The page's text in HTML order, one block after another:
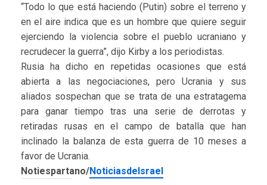
“Todo lo que está haciendo (Putin) sobre el terreno y
en el aire indica que es un hombre que quiere seguir
ejerciendo la violencia sobre el pueblo ucraniano y
recrudecer la guerra”, dijo Kirby a los periodistas.
Rusia ha dicho en repetidas ocasiones que está
abierta a las negociaciones, pero Ucrania y sus
aliados sospechan que se trata de una estratagema
para ganar tiempo tras una serie de derrotas y
retiradas rusas en el campo de batalla que han
inclinado la balanza de esta guerra de 10 meses a
favor de Ucrania.
Notiespartano/NoticiasdeIsrael